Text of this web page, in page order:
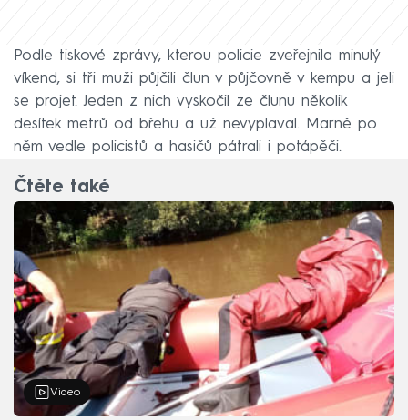
Podle tiskové zprávy, kterou policie zveřejnila minulý
víkend, si tři muži půjčili člun v půjčovně v kempu a jeli
se projet. Jeden z nich vyskočil ze člunu několik
desítek metrů od břehu a už nevyplaval. Marně po
něm vedle policistů a hasičů pátrali i potápěči.
Čtěte také
Video